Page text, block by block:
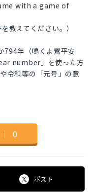
with a game of
教えてください。）
794年（鳴くよ鶯平安
number」を使った方
令和等の「元号」の意
｜ 0
ポスト